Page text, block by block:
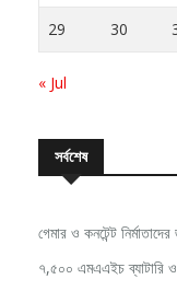
29 30
« Jul
সর্বশেষ
গেমার ও কনটেন্ট
৭,৫০০ এমএএইচ ব্যাটারি